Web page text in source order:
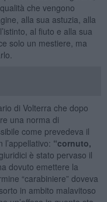
che vengono
alla sua astuzia, alla
al fiuto e alla sua
solo un mestiere, ma
di Volterra che dopo
una norma di
come prevedeva il
“cornuto,
è stato pervaso il
dovuto emettere la
“carabiniere” doveva
in ambito malavitoso